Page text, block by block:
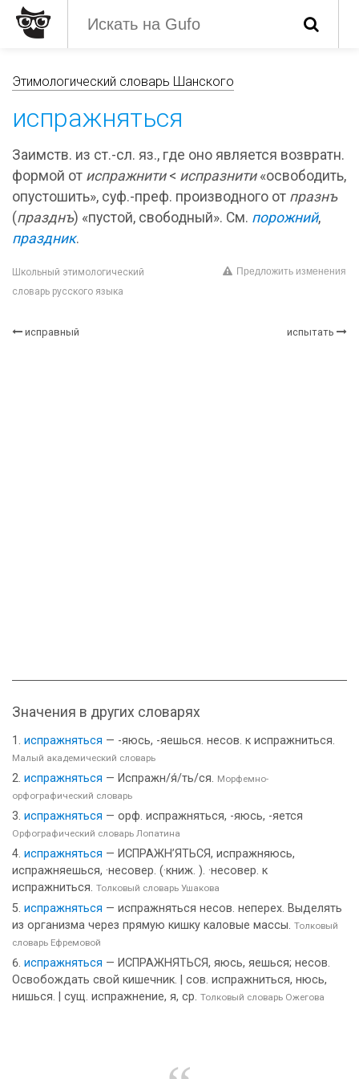
Этимологический словарь Шанского
испражняться
Заимств. из ст.-сл. яз., где оно является возвратн.
формой от испражнити< испразнити«освободить,
опустошить», суф.-преф. производного от празнъ
(празднъ) «пустой, свободный». См. порожний,
праздник.
Школьный этимологический
словарь русского языка
Предложить изменения
исправный испытать
Значения в других словарях
испражняться — -яюсь, -яешься. несов. к испражниться.
Малый академический словарь
испражняться — Испражн/я́/ть/ся. Морфемно-
орфографический словарь
испражняться — орф. испражняться, -яюсь, -яется
Орфографический словарь Лопатина
испражняться — ИСПРАЖН’ЯТЬСЯ, испражняюсь,
испражняешься, ·несовер. (·книж. ). ·несовер. к
испражниться. Толковый словарь Ушакова
испражняться — испражняться несов. неперех. Выделять
из организма через прямую кишку каловые массы. Толковый
словарь Ефремовой
испражняться — ИСПРАЖНЯТЬСЯ, яюсь, яешься; несов.
Освобождать свой кишечник. | сов. испражниться, нюсь,
нишься. | сущ. испражнение, я, ср. Толковый словарь Ожегова